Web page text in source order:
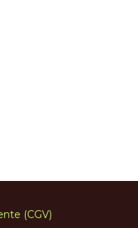
(CGV)